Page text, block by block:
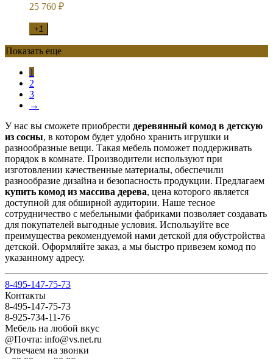
25 760 ₽
+1
Показать еще
1
2
3
→
У нас вы сможете приобрести деревянный комод в детскую
из сосны, в котором будет удобно хранить игрушки и
разнообразные вещи. Такая мебель поможет поддерживать
порядок в комнате. Производители используют при
изготовлении качественные материалы, обеспечили
разнообразие дизайна и безопасность продукции. Предлагаем
купить комод из массива дерева, цена которого является
доступной для обширной аудитории. Наше тесное
сотрудничество с мебельными фабриками позволяет создавать
для покупателей выгодные условия. Используйте все
преимущества рекомендуемой нами детской для обустройства
детской. Оформляйте заказ, а мы быстро привезем комод по
указанному адресу.
8-495-147-75-73
Контакты
8-495-147-75-73
8-925-734-11-76
Мебель на любой вкус
@Почта: info@vs.net.ru
Отвечаем на звонки